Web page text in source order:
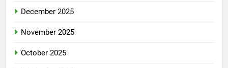
December 2025
November 2025
October 2025